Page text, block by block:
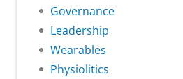
Governance
Leadership
Wearables
Physiolitics